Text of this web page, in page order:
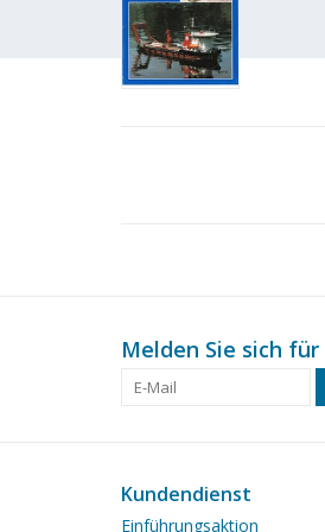
Melden Sie sich
Kundendienst
Einführungsaktion